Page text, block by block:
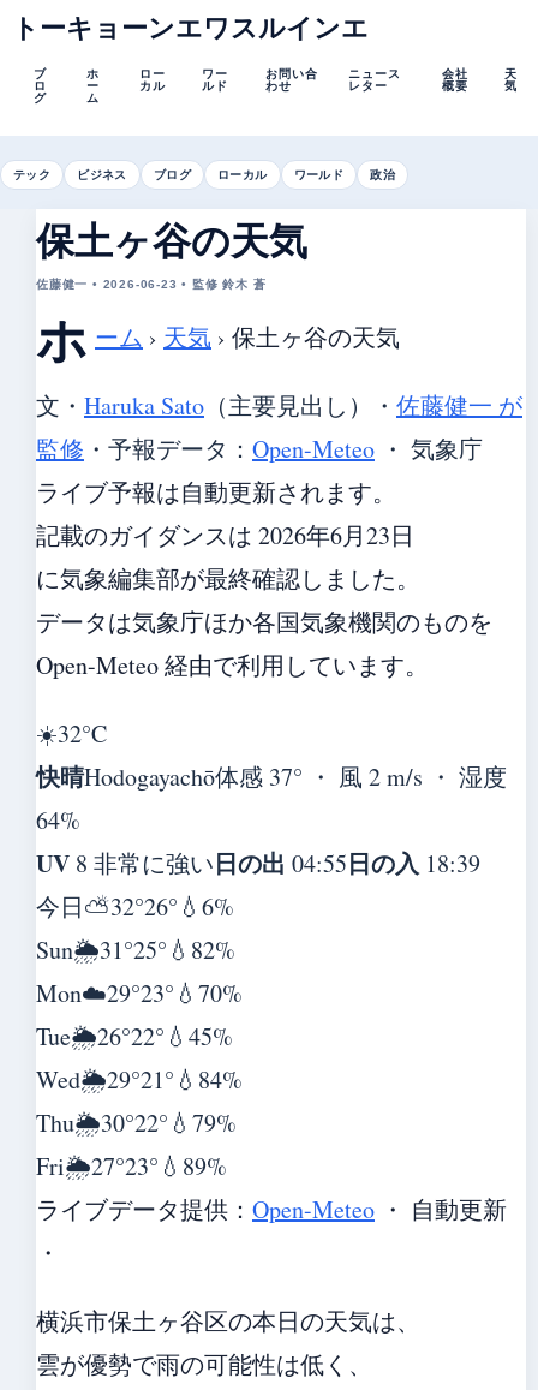
トーキョーンエワスルインエ
ブ
ロ
グ
ホ
ー
ム
ロー
カル
ワー
ルド
お問い合
わせ
ニュース
レター
会社
概要
天
気
テック ビジネス ブログ ローカル ワールド 政治
保土ヶ谷の天気
佐藤健一 • 2026-06-23 • 監修 鈴木 蒼
ホ ーム › 天気 › 保土ヶ谷の天気
文・ Haruka Sato （主要見出し） ・ 佐藤健一 が
監修 ・ 予報データ： Open-Meteo ・ 気象庁
ライブ予報は自動更新されます。
記載のガイダンスは 2026年6月23日
に気象編集部が最終確認しました。
データは気象庁ほか各国気象機関のものを
Open-Meteo 経由で利用しています。
☀️32°C
快晴Hodogayachō体感 37° ・ 風 2 m/s ・ 湿度
64%
UV 8 非常に強い日の出 04:55日の入 18:39
今日⛅32°26° 💧6%
Sun🌦️31°25° 💧82%
Mon☁️29°23° 💧70%
Tue🌦️26°22° 💧45%
Wed🌦️29°21° 💧84%
Thu🌦️30°22° 💧79%
Fri🌦️27°23° 💧89%
ライブデータ提供： Open-Meteo ・ 自動更新
・
横浜市保土ヶ谷区の本日の天気は、
雲が優勢で雨の可能性は低く、